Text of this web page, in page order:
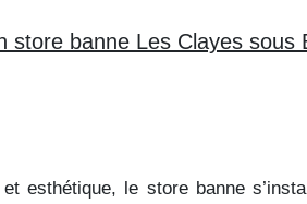
store banne Les Clayes sous
et esthétique, le store banne